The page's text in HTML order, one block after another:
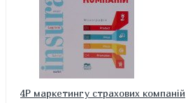
4P маркетингу страхових компаній